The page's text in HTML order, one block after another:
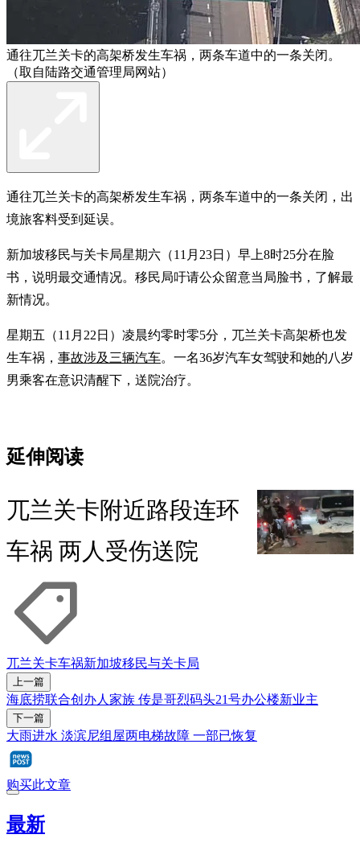
通往兀兰关卡的高架桥发生车祸，两条车道中的一条关闭。
（取自陆路交通管理局网站）
通往兀兰关卡的高架桥发生车祸，两条车道中的一条关闭，出
境旅客料受到延误。
新加坡移民与关卡局星期六（11月23日）早上8时25分在脸
书，说明最交通情况。移民局吁请公众留意当局脸书，了解最
新情况。
星期五（11月22日）凌晨约零时零5分，兀兰关卡高架桥也发
生车祸， 事故涉及三辆汽车。一名36岁汽车女驾驶和她的八岁
男乘客在意识清醒下，送院治疗。
延伸阅读
兀兰关卡附近路段连环
车祸 两人受伤送院
兀兰关卡车祸新加坡移民与关卡局
上一篇
海底捞联合创办人家族 传是哥烈码头21号办公楼新业主
下一篇
大雨进水 淡滨尼组屋两电梯故障 一部已恢复
购买此文章
最新